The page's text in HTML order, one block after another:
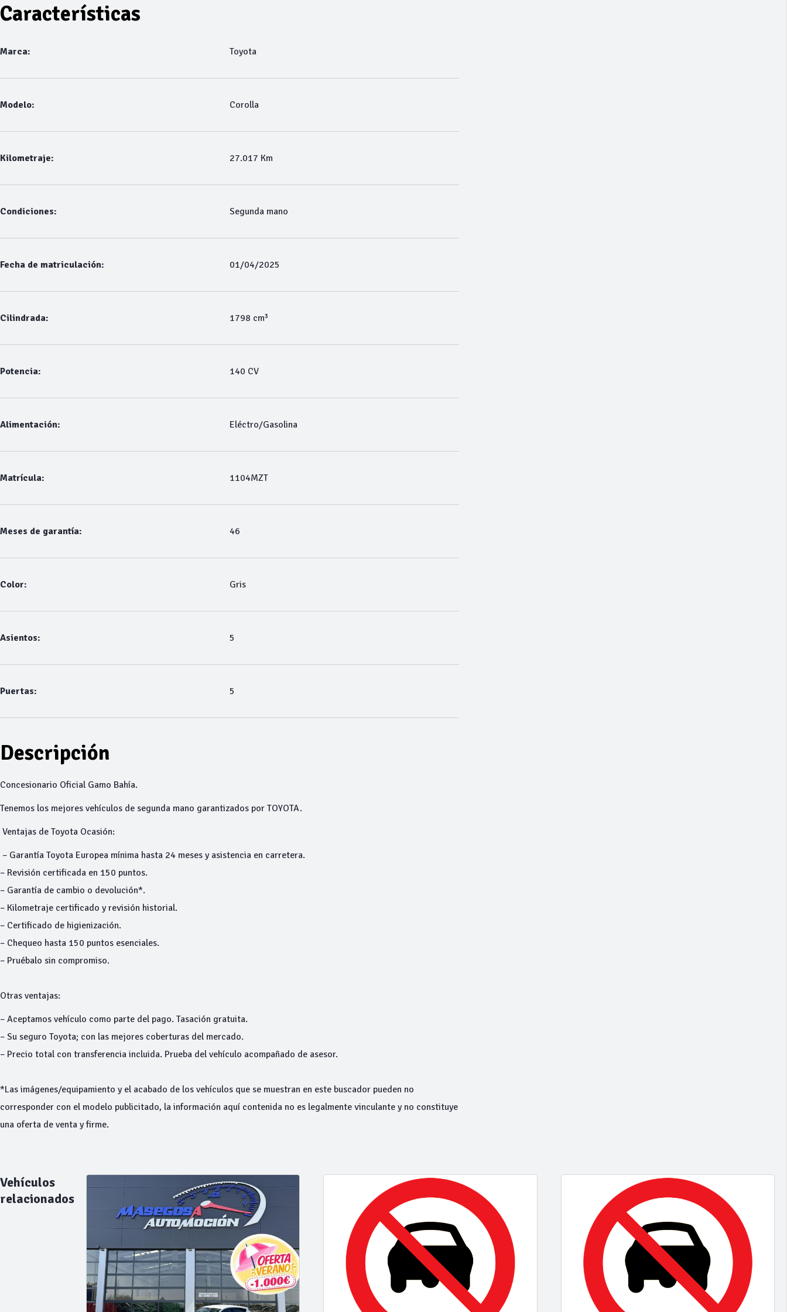
Características
Marca: Toyota
Modelo: Corolla
Kilometraje: 27.017 Km
Condiciones: Segunda mano
Fecha de matriculación: 01/04/2025
Cilindrada: 1798 cm³
Potencia: 140 CV
Alimentación: Eléctro/Gasolina
Matrícula: 1104MZT
Meses de garantía: 46
Color: Gris
Asientos: 5
Puertas: 5
Descripción
Concesionario Oficial Gamo Bahía.
Tenemos los mejores vehículos de segunda mano garantizados por TOYOTA.
Ventajas de Toyota Ocasión:
– Garantía Toyota Europea mínima hasta 24 meses y asistencia en carretera.
– Revisión certificada en 150 puntos.
– Garantía de cambio o devolución*.
– Kilometraje certificado y revisión historial.
– Certificado de higienización.
– Chequeo hasta 150 puntos esenciales.
– Pruébalo sin compromiso.
Otras ventajas:
– Aceptamos vehículo como parte del pago. Tasación gratuita.
– Su seguro Toyota; con las mejores coberturas del mercado.
– Precio total con transferencia incluida. Prueba del vehículo acompañado de asesor.
*Las imágenes/equipamiento y el acabado de los vehículos que se muestran en este buscador pueden no
corresponder con el modelo publicitado, la información aquí contenida no es legalmente vinculante y no constituye
una oferta de venta y firme.
Vehículos
relacionados